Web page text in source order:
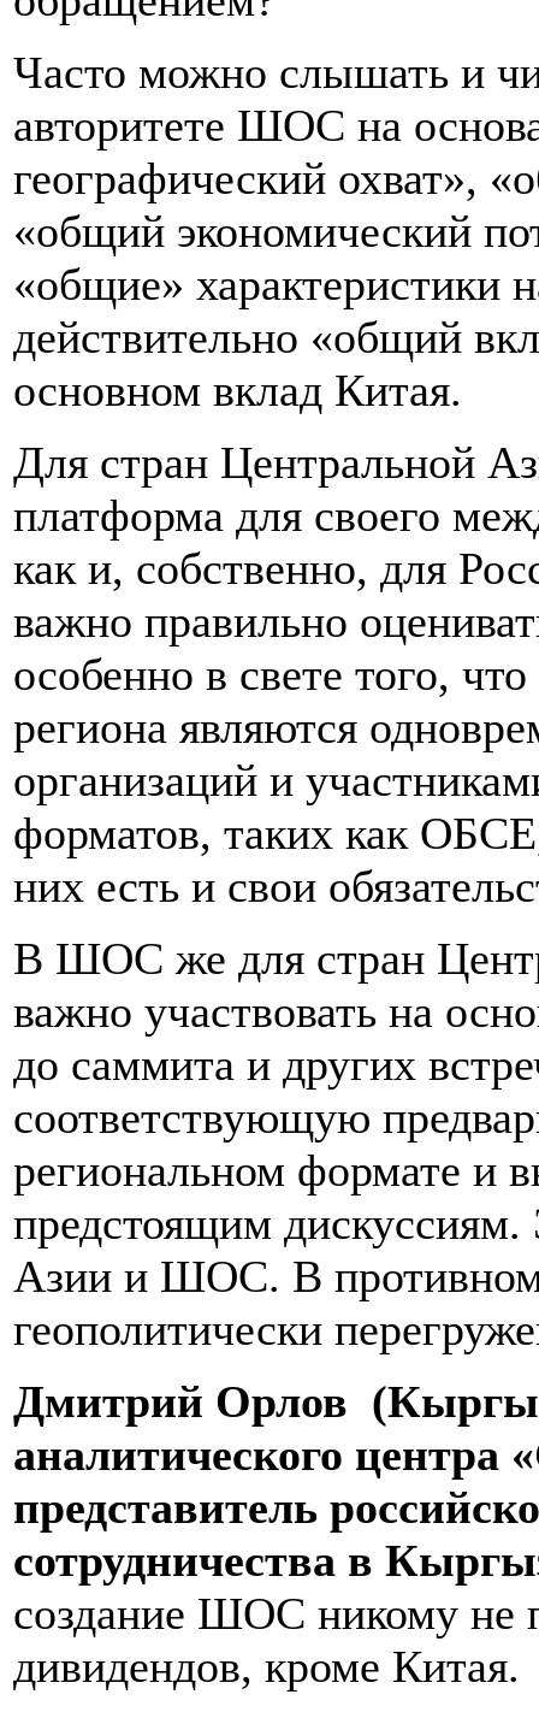
Часто можно слышать и
авторитете ШОС на
географический охват»,
«общий экономический
«общие» характеристики
действительно «общий
основном вклад Китая.
Для стран Центральной
платформа для своего
как и, собственно, для
важно правильно
особенно в свете того,
региона являются
организаций и
форматов, таких как
них есть и свои
В ШОС же для стран
важно участвовать на
до саммита и других
соответствующую
региональном формате и
предстоящим
Азии и ШОС. В противном
геополитически
Дмитрий Орлов
аналитического центра
представитель
сотрудничества в
создание ШОС никому не
дивидендов, кроме Китая.